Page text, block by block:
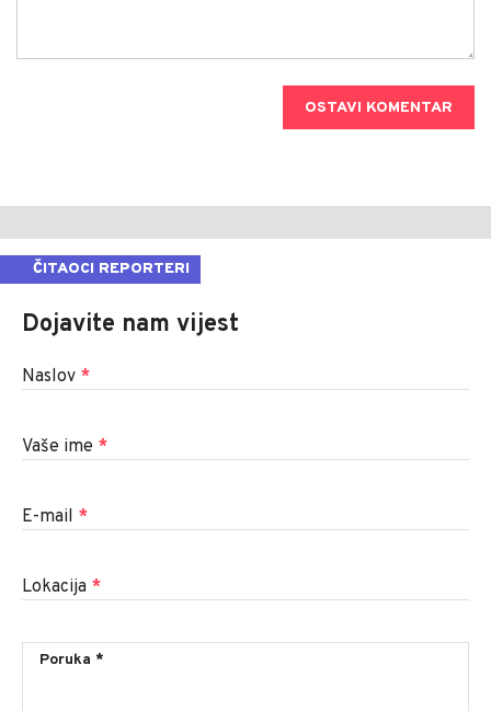
OSTAVI KOMENTAR
ČITAOCI REPORTERI
Dojavite nam vijest
Naslov *
Vaše ime *
E-mail *
Lokacija *